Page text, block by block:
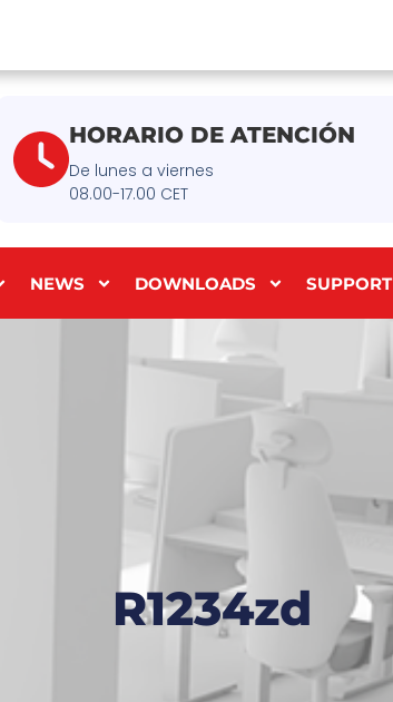
HORARIO DE ATENCIÓN
De lunes a viernes
08.00-17.00 CET
NEWS DOWNLOADS SUPPORT
R1234zd